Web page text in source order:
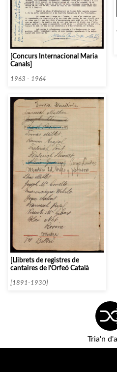
[Concurs Internacional Maria
Canals]
1963 - 1964
[Llibrets de registres de
cantaires de l’Orfeó Català
[1891-1930]
Tria'n